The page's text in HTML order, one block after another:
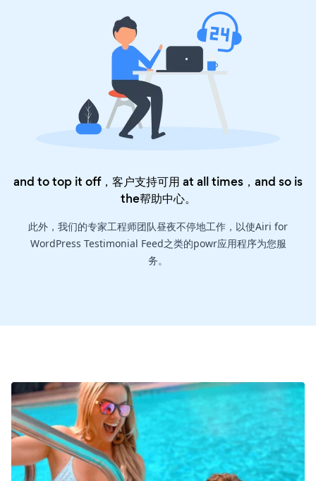
and to top it off，客户支持可用 at all times，and so is
the帮助中心。
此外，我们的专家工程师团队昼夜不停地工作，以使Airi for
WordPress Testimonial Feed之类的powr应用程序为您服
务。